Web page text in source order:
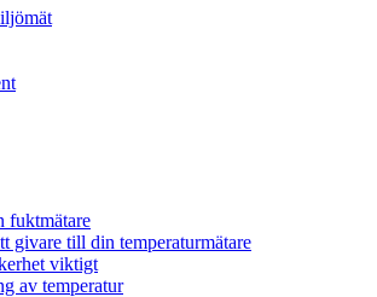
fuktmätare
givare till din temperaturmätare
viktigt
av temperatur